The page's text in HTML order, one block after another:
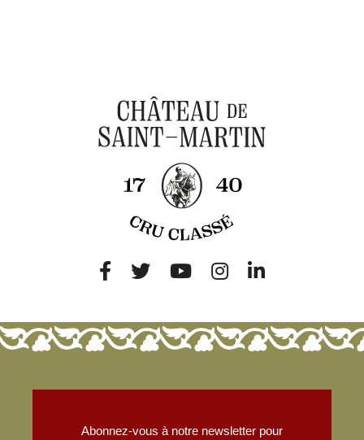
Abonnez-vous à notre newsletter pour